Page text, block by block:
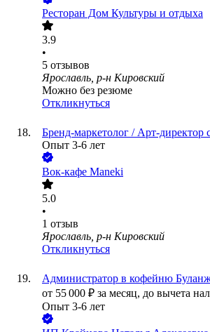
Ресторан Дом Культуры и отдыха
3.9
•
5 отзывов
Ярославль, р-н Кировский
Можно без резюме
Откликнуться
Бренд-маркетолог / Арт-директор
Опыт 3-6 лет
Вок-кафе Maneki
5.0
•
1 отзыв
Ярославль, р-н Кировский
Откликнуться
Администратор в кофейню
от 55 000 ₽ за месяц, до вычета
Опыт 3-6 лет